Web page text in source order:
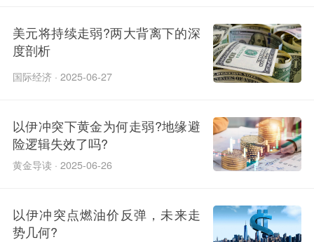
美元将持续走弱?两大背离下的深
度剖析
国际经济 · 2025-06-27
以伊冲突下黄金为何走弱?地缘避
险逻辑失效了吗?
黄金导读 · 2025-06-26
以伊冲突点燃油价反弹，未来走
势几何?​